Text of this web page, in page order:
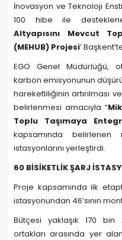
İnovasyon ve Teknoloji
100 hibe ile
Altyapısını Mevcut
(MEHUB) Projesi’
EGO Genel Müdürlüğü,
karbon emisyonunun
hareketliliğinin artırılması
belirlenmesi amacıyla “
Toplu Taşımaya
kapsamında
istasyonlarını yerleştirdi.
60 BİSİKETLİK ŞARJ
Proje kapsamında ilk
istasyonundan 46’sının
Bütçesi yaklaşık 170
ortakları arasında yer